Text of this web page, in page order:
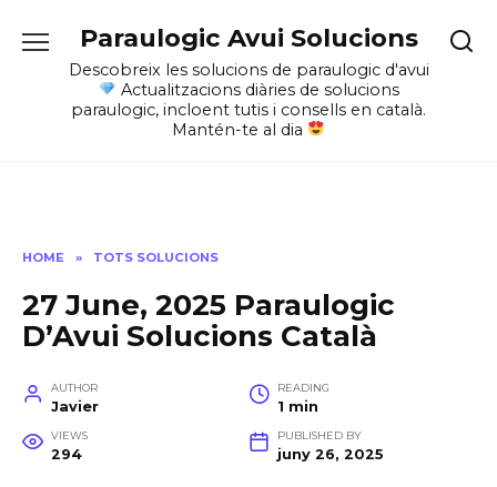
content
Paraulogic Avui Solucions
Descobreix les solucions de paraulogic d'avui
Actualitzacions diàries de solucions
paraulogic, incloent tutis i consells en català.
Mantén-te al dia
HOME » TOTS SOLUCIONS
27 June, 2025 Paraulogic
D’Avui Solucions Català
AUTHOR
Javier
READING
1 min
VIEWS
294
PUBLISHED BY
juny 26, 2025